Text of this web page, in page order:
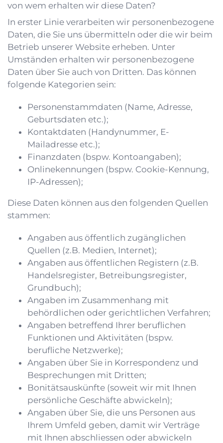
von wem erhalten wir diese Daten?
In erster Linie verarbeiten wir personenbezogene
Daten, die Sie uns übermitteln oder die wir beim
Betrieb unserer Website erheben. Unter
Umständen erhalten wir personenbezogene
Daten über Sie auch von Dritten. Das können
folgende Kategorien sein:
Personenstammdaten (Name, Adresse,
Geburtsdaten etc.);
Kontaktdaten (Handynummer, E-
Mailadresse etc.);
Finanzdaten (bspw. Kontoangaben);
Onlinekennungen (bspw. Cookie-Kennung,
IP-Adressen);
Diese Daten können aus den folgenden Quellen
stammen:
Angaben aus öffentlich zugänglichen
Quellen (z.B. Medien, Internet);
Angaben aus öffentlichen Registern (z.B.
Handelsregister, Betreibungsregister,
Grundbuch);
Angaben im Zusammenhang mit
behördlichen oder gerichtlichen Verfahren;
Angaben betreffend Ihrer beruflichen
Funktionen und Aktivitäten (bspw.
berufliche Netzwerke);
Angaben über Sie in Korrespondenz und
Besprechungen mit Dritten;
Bonitätsauskünfte (soweit wir mit Ihnen
persönliche Geschäfte abwickeln);
Angaben über Sie, die uns Personen aus
Ihrem Umfeld geben, damit wir Verträge
mit Ihnen abschliessen oder abwickeln